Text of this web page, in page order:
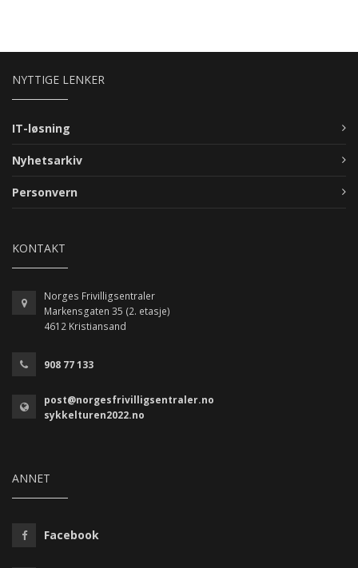
NYTTIGE LENKER
IT-løsning
Nyhetsarkiv
Personvern
KONTAKT
Norges Frivilligsentraler
Markensgaten 35 (2. etasje)
4612 Kristiansand
908 77 133
post@norgesfrivilligsentraler.no
sykkelturen2022.no
ANNET
Facebook